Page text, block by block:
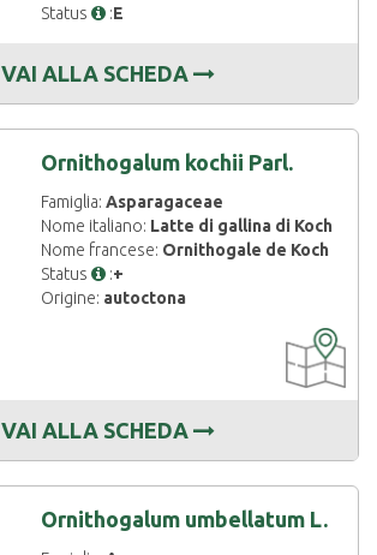
Status
:E
VAI ALLA SCHEDA
Ornithogalum kochii Parl.
Famiglia:Asparagaceae
Nome italiano: Latte di gallina di Koch
Nome francese: Ornithogale de Koch
Status
:+
Origine: autoctona
DISPONIBILE
VAI ALLA SCHEDA
Ornithogalum umbellatum L.